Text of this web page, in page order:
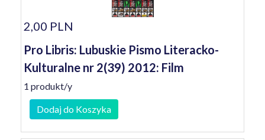
2,00 PLN
Pro Libris: Lubuskie Pismo Literacko-
Kulturalne nr 2(39) 2012: Film
1 produkt/y
Dodaj do Koszyka